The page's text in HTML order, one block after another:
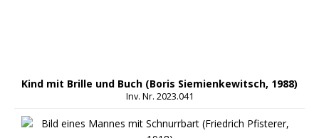
Kind mit Brille und Buch (Boris Siemienkewitsch, 1988)
Inv. Nr. 2023.041